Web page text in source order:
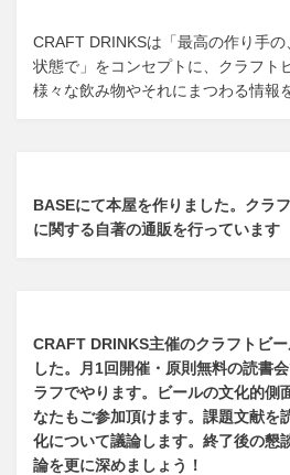
ン
CRAFT DRINKSは「最高の作り手
状態で」をコンセプトに、クラフト
様々な飲み物やそれにまつわる情報
BASEにて本屋を作りました。クラ
に関する自著の通販を行っています
CRAFT DRINKS主催のクラフトビ
した。
月1回開催・原則無料の読書
ラフでやります。
ビールの文化的側
なたもご参加頂けます。 課題文献を
化について議論します。 終了後の懇
論を更に深めましょう！